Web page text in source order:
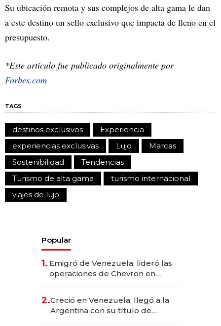
Su ubicación remota y sus complejos de alta gama le dan
a este destino un sello exclusivo que impacta de lleno en el
presupuesto.
*Este artículo fue publicado originalmente por
Forbes.com
TAGS
destinos exclusivos
Experiencia
experiencias exclusivas
Lujo
Marcas
Sostenibilidad
Tendencias
Turismo de alta gama
turismo internacional
viajes de lujo
Popular
1. Emigró de Venezuela, lideró las
operaciones de Chevron en
2.Creció en Venezuela, llegó a la
Argentina con su título de